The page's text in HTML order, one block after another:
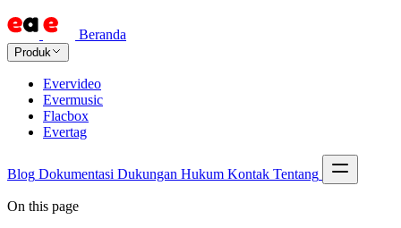
Beranda
Produk
Evervideo
Evermusic
Flacbox
Evertag
Blog Dokumentasi Dukungan Hukum Kontak Tentang
On this page